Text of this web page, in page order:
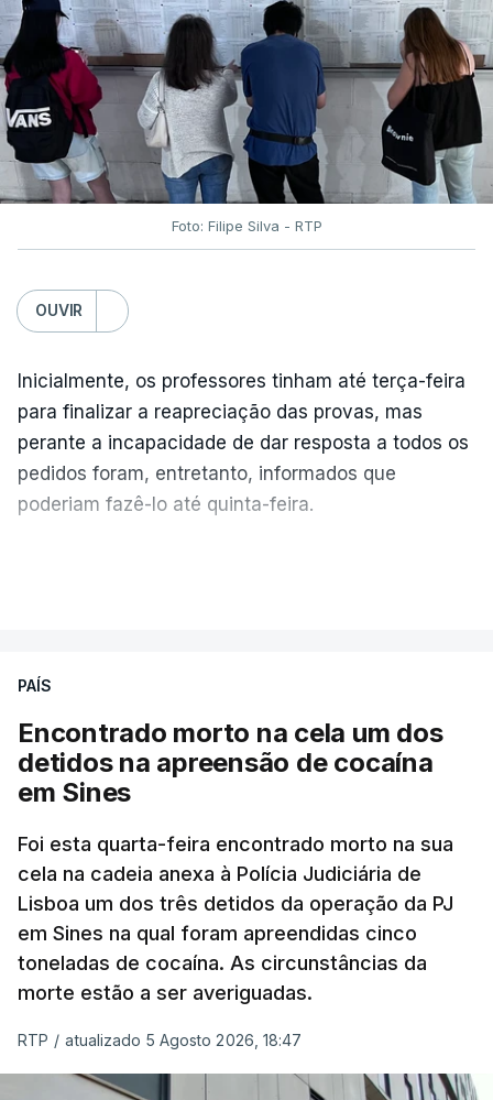
Foto: Filipe Silva - RTP
OUVIR
Inicialmente, os professores tinham até terça-feira
para finalizar a reapreciação das provas, mas
perante a incapacidade de dar resposta a todos os
pedidos foram, entretanto, informados que
poderiam fazê-lo até quinta-feira.
No domingo, estavam concluídos cerca de 50 por
cento dos mais de 20 mil pedidos de reapreciação,
mas Cristina Mota, porta-voz da Missão Escola
Pública, tem dúvidas de que o processo esteja
"Durante o fim de semana e nos últimos dias,
apercebamo-nos que ainda estão a ser
convocados professores para reapreciações"
disse a professora à agência Lusa."Será
praticamente impossível termos a totalidade
Segundo os docentes, o processo de reapreciação
PAÍS
Encontrado morto na cela um dos
detidos na apreensão de cocaína
em Sines
Foi esta quarta-feira encontrado morto na sua
cela na cadeia anexa à Polícia Judiciária de
Lisboa um dos três detidos da operação da PJ
em Sines na qual foram apreendidas cinco
toneladas de cocaína. As circunstâncias da
morte estão a ser averiguadas.
RTP / atualizado 5 Agosto 2026, 18:47